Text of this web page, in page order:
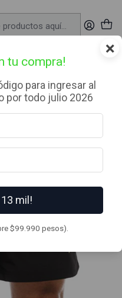
×
tu compra!
para ingresar al
por todo julio 2026
mil!
$99.990 pesos).
en RM el mismo día🔥Compra
mismo.